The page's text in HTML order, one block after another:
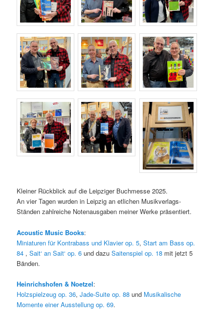
Kleiner Rückblick auf die Leipziger Buchmesse 2025.
An vier Tagen wurden in Leipzig an etlichen Musikverlags-
Ständen zahlreiche Notenausgaben meiner Werke präsentiert.
Acoustic Music Books:
Miniaturen für Kontrabass und Klavier op. 5,Start am Bass op.
84 ,Sait‘ an Sait‘ op. 6 und dazuSaitenspiel op. 18 mit jetzt 5
Bänden.
Heinrichshofen & Noetzel:
Holzspielzeug op. 36,Jade-Suite op. 88 und Musikalische
Momente einer Ausstellung op. 69.